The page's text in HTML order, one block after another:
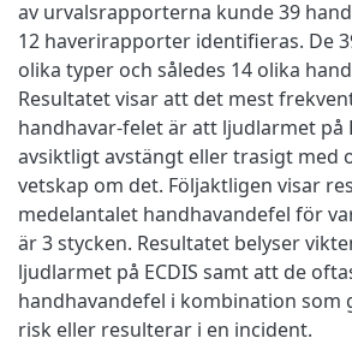
av urvalsrapporterna kunde 39
12 haverirapporter identifieras. De
olika typer och således 14 olika
Resultatet visar att det mest
handhavar-felet är att ljudlarmet på
avsiktligt avstängt eller trasigt med
vetskap om det. Följaktligen visar
medelantalet handhavandefel för
är 3 stycken. Resultatet belyser
ljudlarmet på ECDIS samt att de
handhavandefel i kombination som
risk eller resulterar i en incident.